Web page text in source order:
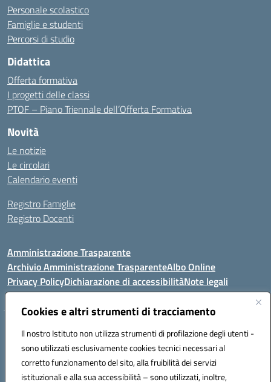
Cookies e altri strumenti di tracciamento
Il nostro Istituto non utilizza strumenti di profilazione degli utenti -
sono utilizzati esclusivamente cookies tecnici necessari al
corretto funzionamento del sito, alla fruibilità dei servizi
istituzionali e alla sua accessibilità – sono utilizzati, inoltre,
Personale scolastico
Famiglie e studenti
Percorsi di studio
Didattica
Offerta formativa
I progetti delle classi
PTOF – Piano Triennale dell’Offerta Formativa
Novità
Le notizie
Le circolari
Calendario eventi
Registro Famiglie
Registro Docenti
Amministrazione Trasparente
Archivio Amministrazione TrasparenteAlbo Online
Privacy PolicyDichiarazione di accessibilitàNote legali
Istituto Comprensivo Statale
Via Cupa Campanariello, 5 - 80059, Torre del Greco (NA)
Tel. +39 0818834377 - Fax +39 0818834377 - Cod.Fisc. 95170530638